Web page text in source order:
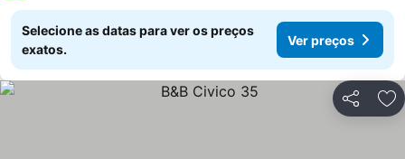
Selecione as datas para ver os preços
exatos.
Ver preços
Partilhar